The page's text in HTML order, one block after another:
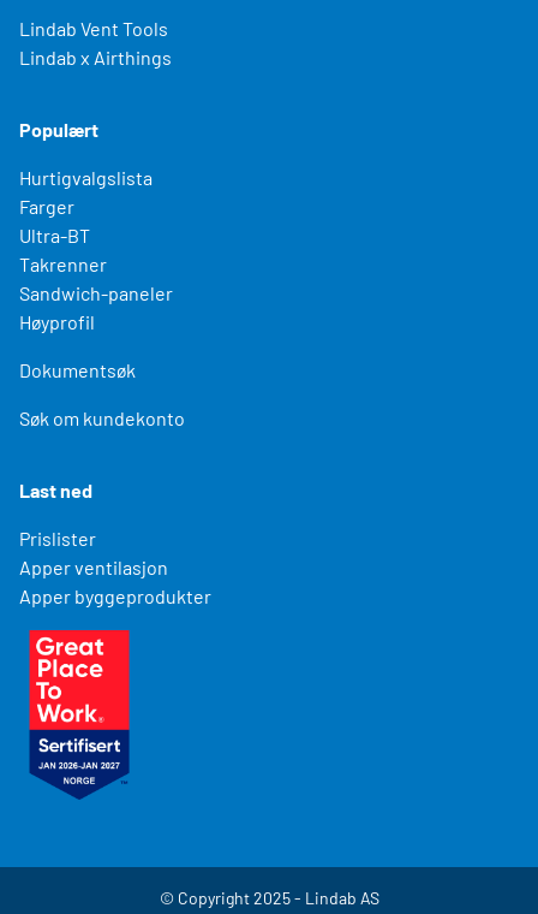
Lindab Vent Tools
Lindab x Airthings
Populært
Hurtigvalgslista
Farger
Ultra-BT
Takrenner
Sandwich-paneler
Høyprofil
Dokumentsøk
Søk om kundekonto
Last ned
Prislister
Apper ventilasjon
Apper byggeprodukter
© Copyright 2025 - Lindab AS